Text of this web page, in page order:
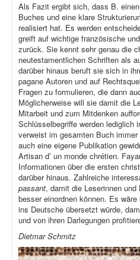
Als Fazit ergibt sich, dass B.
Buches und eine klare
realisiert hat. Es werden
greift auf wichtige französische
zurück. Sie kennt sehr genau die
neutestamentlichen Schriften als
darüber hinaus beruft sie sich in
pagane Autoren und auf
Fragen zu formulieren, die dann
Möglicherweise will sie damit die
Mitarbeit und zum Mitdenken
Schlüsselbegriffe werden lediglich
verweist im gesamten Buch
auch eine eigene Publikation
Artisan d’ un monde chrétien.
Informationen über die ersten
darüber hinaus. Zahlreiche
passant, damit die Leserinnen
besser einordnen können. Es
ins Deutsche übersetzt würde,
und von ihren Darlegungen
Dietmar Schmitz